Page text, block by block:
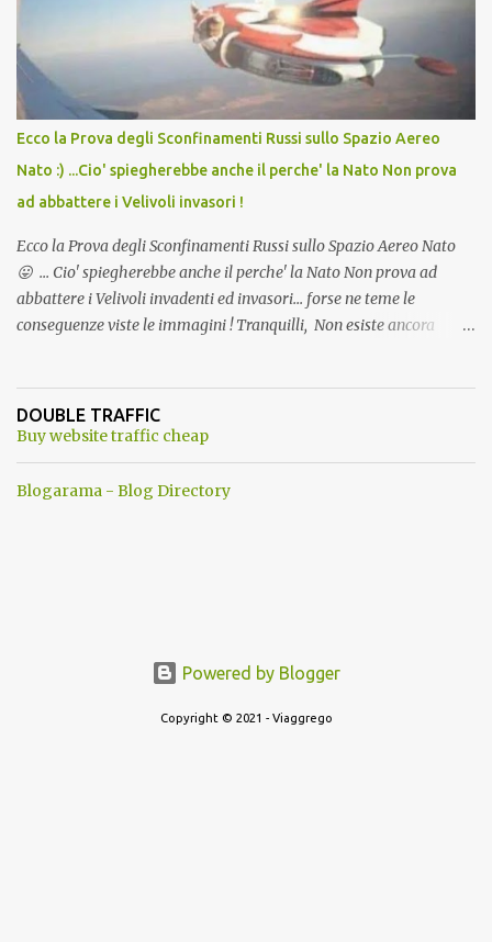
l'articolo per NON Dimenticare!
Ecco la Prova degli Sconfinamenti Russi sullo Spazio Aereo
Nato :) ...Cio' spiegherebbe anche il perche' la Nato Non prova
ad abbattere i Velivoli invasori !
Ecco la Prova degli Sconfinamenti Russi sullo Spazio Aereo Nato
😛 ... Cio' spiegherebbe anche il perche' la Nato Non prova ad
abbattere i Velivoli invadenti ed invasori... forse ne teme le
conseguenze viste le immagini ! Tranquilli, Non esiste ancora
ancora una fantasia Nato o forse una "False Flag", per provocare
una guerra mondiale che difficilmente da menti sane, potrebbe
DOUBLE TRAFFIC
Buy website traffic cheap
Blogarama - Blog Directory
Powered by Blogger
Copyright © 2021 - Viaggrego